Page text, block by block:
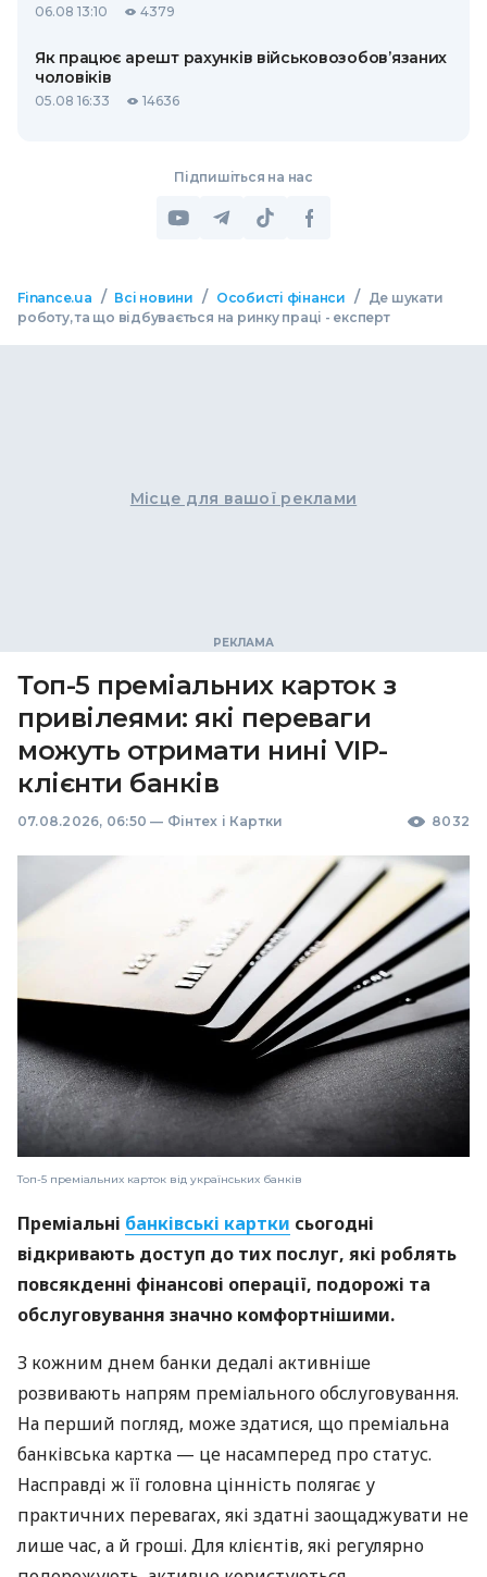
06.08 13:10 4379
Як працює арешт рахунків військовозобов’язаних
чоловіків
05.08 16:33 14636
Підпишіться на нас
Finance.ua / Всі новини / Особисті фінанси /
Де шукати
роботу, та що відбувається на ринку праці - експерт
Місце для вашої реклами
Топ-5 преміальних карток з
привілеями: які переваги
можуть отримати нині VIP-
клієнти банків
07.08.2026, 06:50 — Фінтех і Картки 8032
Топ-5 преміальних карток від українських банків
Преміальні банківські картки сьогодні
відкривають доступ до тих послуг, які роблять
повсякденні фінансові операції, подорожі та
обслуговування значно комфортнішими.
З кожним днем банки дедалі активніше
розвивають напрям преміального обслуговування.
На перший погляд, може здатися, що преміальна
банківська картка — це насамперед про статус.
Насправді ж її головна цінність полягає у
практичних перевагах, які здатні заощаджувати не
лише час, а й гроші. Для клієнтів, які регулярно